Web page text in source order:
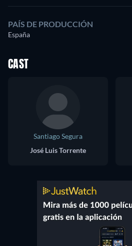
PAÍS DE PRODUCCIÓN
España
CAST
Santiago Segura
José Luis Torrente